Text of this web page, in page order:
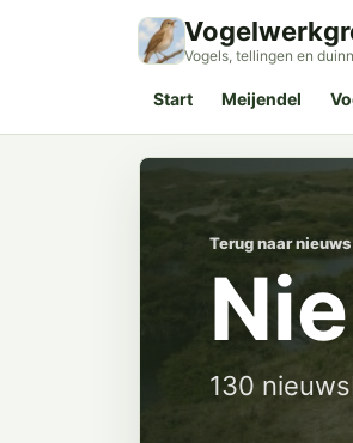
Vogels, tellingen en
Start Meijendel
Terug naar nieuws
130